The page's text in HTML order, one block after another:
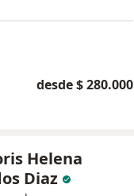
desde $ 280.000
Helena
Diaz